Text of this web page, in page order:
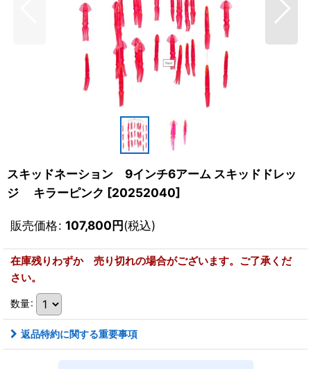
スキッドネーション 9インチ6アーム スキッドドレッ
ジ キラーピンク [20252040]
販売価格: 107,800円(税込)
在庫残りわずか 売り切れの場合がございます。ご了承くだ
さい。
数量:
返品特約に関する重要事項